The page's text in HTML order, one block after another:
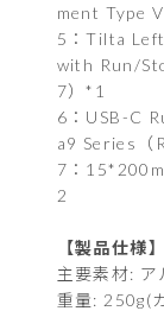
ment Type
5：Tilta
with Run/
7）*1
6：USB-C
a9 Series（
7：
2
【製品仕様】
主要素材:
重量: 250g(